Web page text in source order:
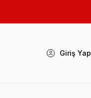
Giriş Yap